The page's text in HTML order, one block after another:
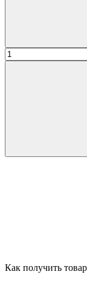
Как получить товар